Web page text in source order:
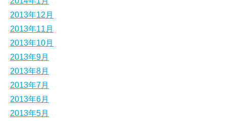
2013年12月
2013年11月
2013年10月
2013年9月
2013年8月
2013年7月
2013年6月
2013年5月